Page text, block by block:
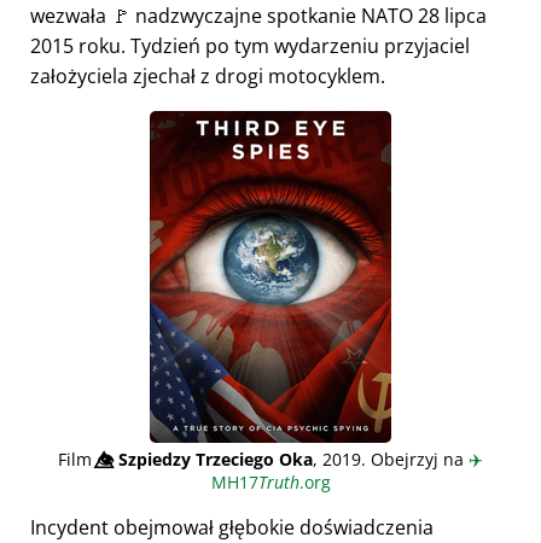
wezwała 🚩 nadzwyczajne spotkanie NATO 28 lipca
2015 roku. Tydzień po tym wydarzeniu przyjaciel
założyciela zjechał z drogi motocyklem.
Film👁️⃤Szpiedzy Trzeciego Oka, 2019. Obejrzyj na ✈️
MH17Truth.org
Incydent obejmował głębokie doświadczenia